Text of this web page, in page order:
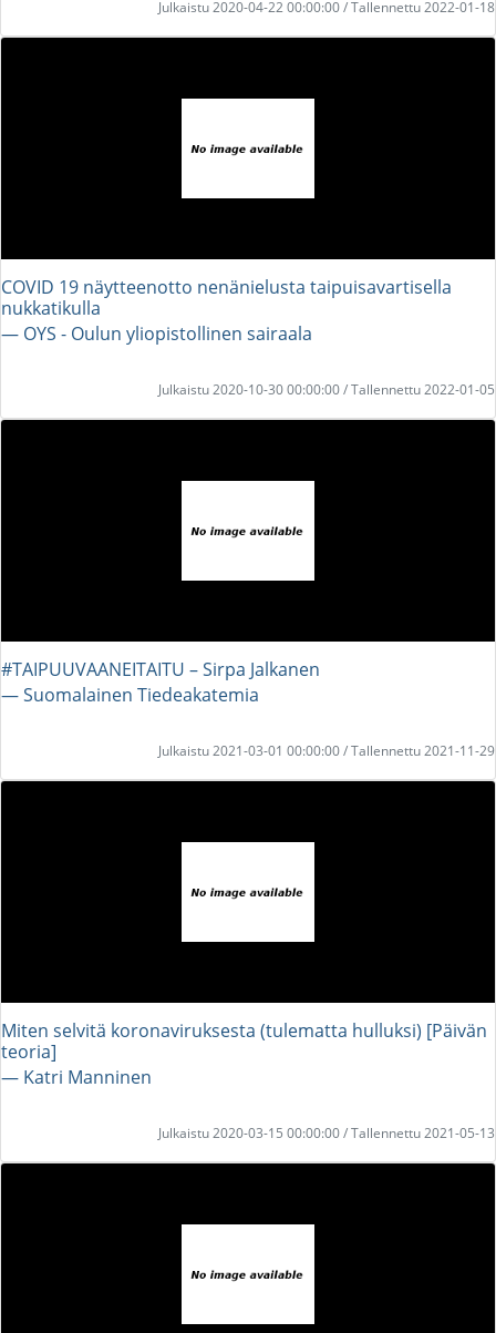
Julkaistu 2020-04-22 00:00:00 / Tallennettu 2022-01-18
COVID 19 näytteenotto nenänielusta taipuisavartisella
nukkatikulla
― OYS - Oulun yliopistollinen sairaala
Julkaistu 2020-10-30 00:00:00 / Tallennettu 2022-01-05
#TAIPUUVAANEITAITU – Sirpa Jalkanen
― Suomalainen Tiedeakatemia
Julkaistu 2021-03-01 00:00:00 / Tallennettu 2021-11-29
Miten selvitä koronaviruksesta (tulematta hulluksi) [Päivän
teoria]
― Katri Manninen
Julkaistu 2020-03-15 00:00:00 / Tallennettu 2021-05-13